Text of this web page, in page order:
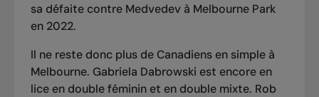
sa défaite contre Medvedev à Melbourne Park
en 2022.
Il ne reste donc plus de Canadiens en simple à
Melbourne. Gabriela Dabrowski est encore en
lice en double féminin et en double mixte. Rob